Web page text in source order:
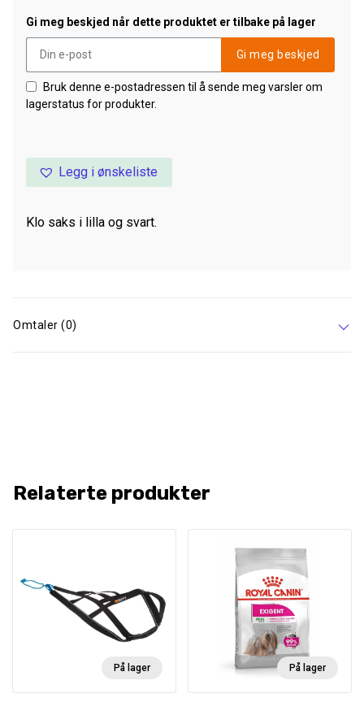
Gi meg beskjed når dette produktet er tilbake på lager
Gi meg beskjed
Bruk denne e-postadressen til å sende meg varsler om
lagerstatus for produkter.
Legg i ønskeliste
Klo saks i lilla og svart.
Omtaler (0)
Relaterte produkter
På lager På lager